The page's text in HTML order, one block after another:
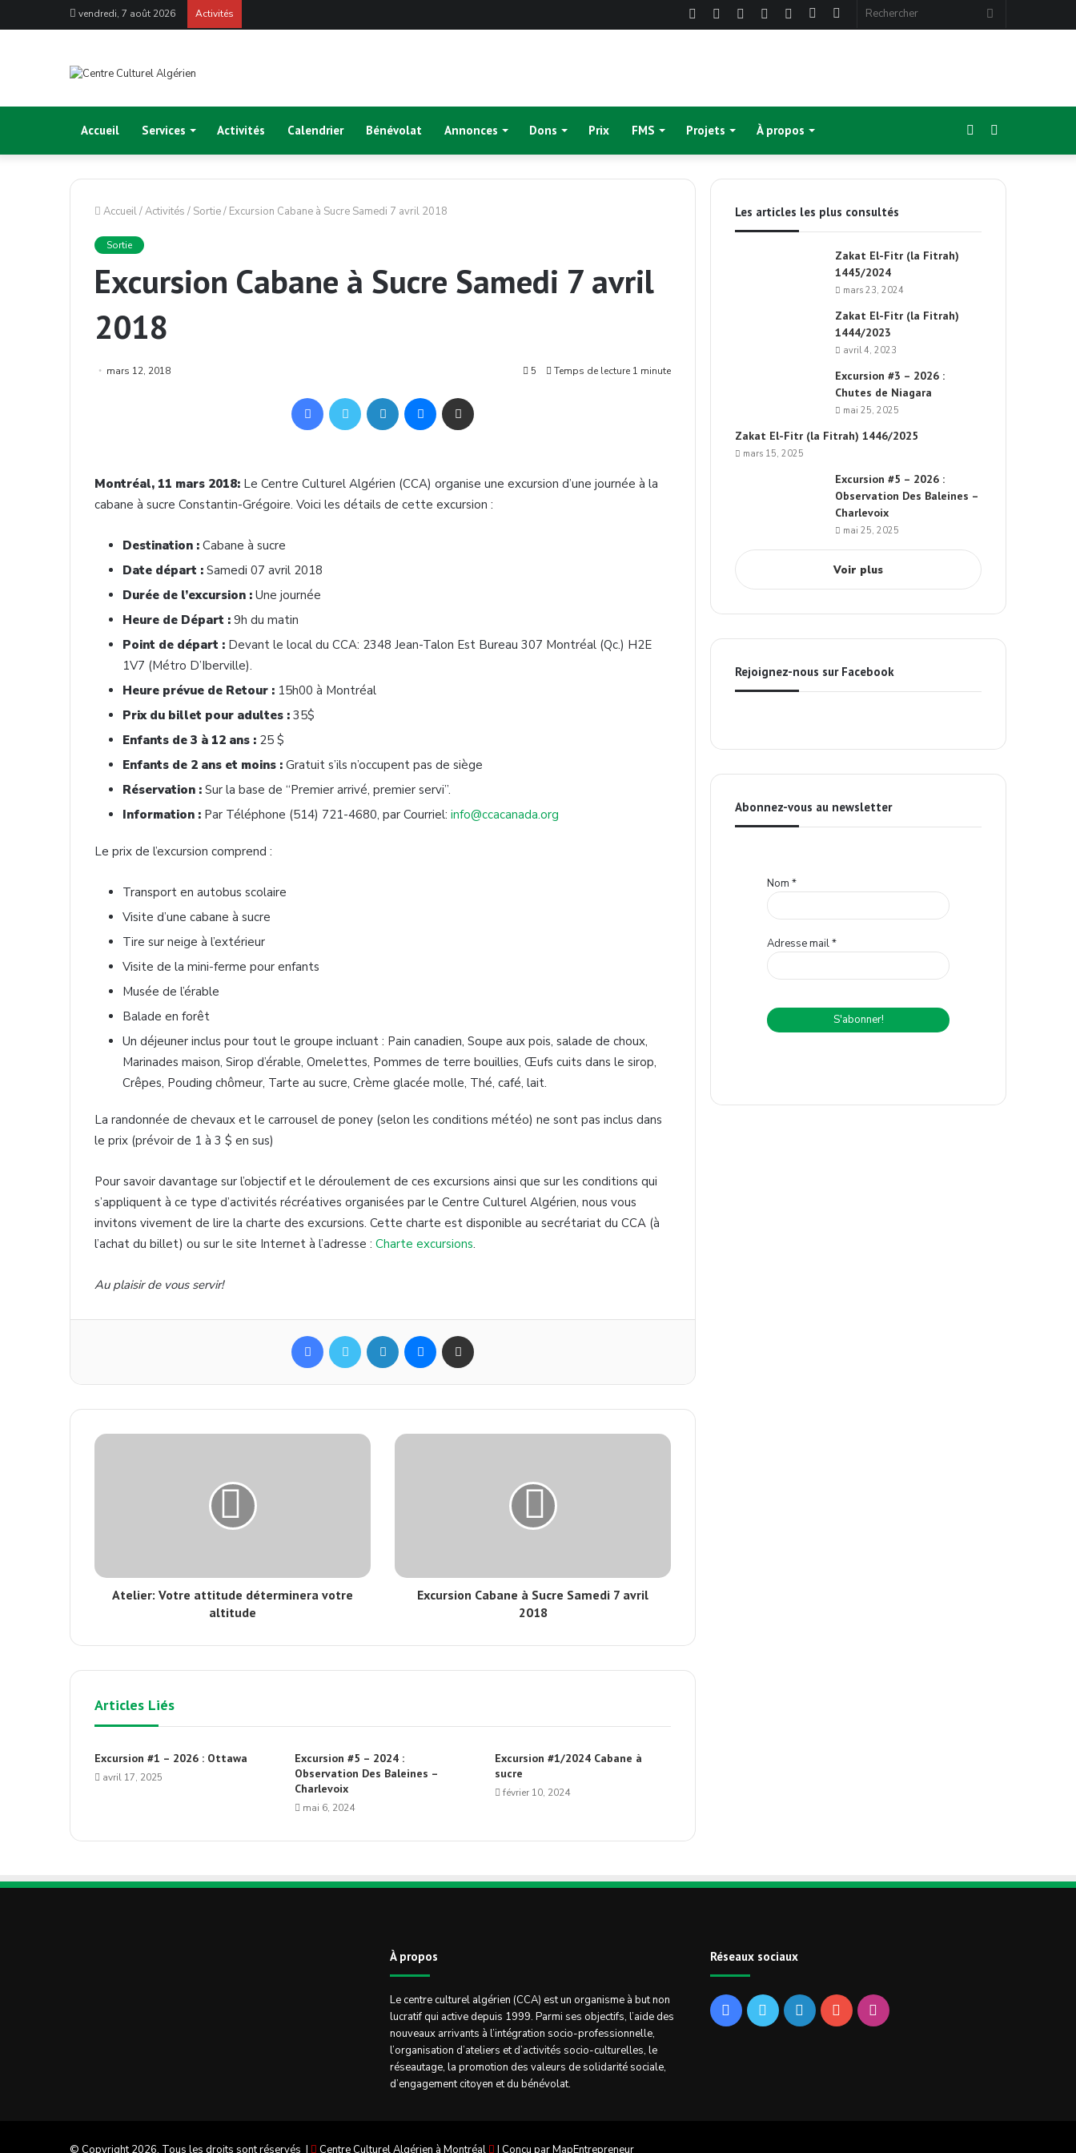
vendredi, 7 août 2026 Activités Rechercher
Sidebar
Article
Instagram
YouTube
Linkedin
Twitter
Facebook
Accueil Services Activités Calendrier Bénévolat Annonces Dons Prix FMS Projets À propos
skin
Sidebar
(barre
Accueil/Activités / Sortie/ Excursion Cabane à Sucre Samedi 7 avril 2018
Sortie
Excursion Cabane à Sucre Samedi 7 avril
2018
mars 12, 2018 5 Temps de lecture 1 minute
Facebook Twitter Linkedin Messenger
Montréal, 11 mars 2018: Le Centre Culturel Algérien (CCA) organise une excursion d’une journée à la
cabane à sucre Constantin-Grégoire. Voici les détails de cette excursion :
Destination : Cabane à sucre
Date départ : Samedi 07 avril 2018
Durée de l’excursion : Une journée
Heure de Départ : 9h du matin
Point de départ : Devant le local du CCA: 2348 Jean-Talon Est Bureau 307 Montréal (Qc.) H2E
1V7 (Métro D’Iberville).
Heure prévue de Retour : 15h00 à Montréal
Prix du billet pour adultes : 35$
Enfants de 3 à 12 ans : 25 $
Enfants de 2 ans et moins : Gratuit s’ils n’occupent pas de siège
Réservation : Sur la base de “Premier arrivé, premier servi”.
Information : Par Téléphone (514) 721-4680, par Courriel: info@ccacanada.org
Le prix de l’excursion comprend :
Transport en autobus scolaire
Visite d’une cabane à sucre
Tire sur neige à l’extérieur
Visite de la mini-ferme pour enfants
Musée de l’érable
Balade en forêt
Un déjeuner inclus pour tout le groupe incluant : Pain canadien, Soupe aux pois, salade de choux,
Marinades maison, Sirop d’érable, Omelettes, Pommes de terre bouillies, Œufs cuits dans le sirop,
Crêpes, Pouding chômeur, Tarte au sucre, Crème glacée molle, Thé, café, lait.
La randonnée de chevaux et le carrousel de poney (selon les conditions météo) ne sont pas inclus dans
le prix (prévoir de 1 à 3 $ en sus)
Pour savoir davantage sur l’objectif et le déroulement de ces excursions ainsi que sur les conditions qui
s’appliquent à ce type d’activités récréatives organisées par le Centre Culturel Algérien, nous vous
invitons vivement de lire la charte des excursions. Cette charte est disponible au secrétariat du CCA (à
l’achat du billet) ou sur le site Internet à l’adresse : Charte excursions.
Au plaisir de vous servir!
Facebook Twitter Linkedin Messenger
Atelier: Votre attitude déterminera votre
altitude
Excursion Cabane à Sucre Samedi 7 avril
2018
Articles Liés
Excursion #1 – 2026 : Ottawa
avril 17, 2025
Excursion #5 – 2024 :
Observation Des Baleines –
Charlevoix
mai 6, 2024
Excursion #1/2024 Cabane à
sucre
février 10, 2024
Les articles les plus consultés
Zakat El-Fitr (la Fitrah)
1445/2024
mars 23, 2024
Zakat El-Fitr (la Fitrah)
1444/2023
avril 4, 2023
Excursion #3 – 2026 :
Chutes de Niagara
mai 25, 2025
Zakat El-Fitr (la Fitrah) 1446/2025
mars 15, 2025
Excursion #5 – 2026 :
Observation Des Baleines –
Charlevoix
mai 25, 2025
Voir plus
Rejoignez-nous sur Facebook
Abonnez-vous au newsletter
Nom*
Adresse mail*
À propos
Le centre culturel algérien (CCA) est un organisme à but non
lucratif qui active depuis 1999. Parmi ses objectifs, l’aide des
nouveaux arrivants à l’intégration socio-professionnelle,
l’organisation d’ateliers et d’activités socio-culturelles, le
réseautage, la promotion des valeurs de solidarité sociale,
d’engagement citoyen et du bénévolat.
Réseaux sociaux
FacebookTwitterLinkedinYouTubeInstagram
© Copyright 2026, Tous les droits sont réservés | Centre Culturel Algérien à Montréal | Conçu par MapEntrepreneur